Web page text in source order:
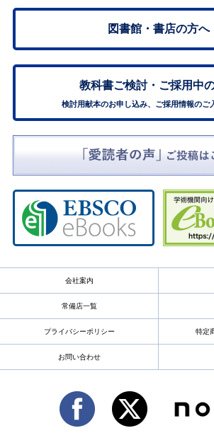
図書館・書店の方へ
教科書ご検討・ ご採用中
検討用献本のお申し込み、ご採用情報のご
会社案内
常備店一覧
プライバシーポリシー 特定
お問い合わせ